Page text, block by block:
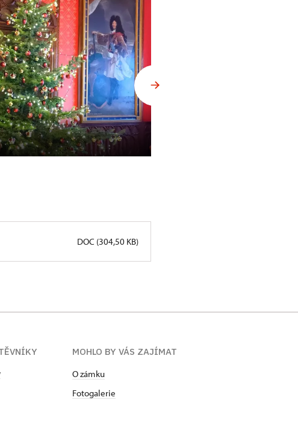
DOC (304,50 KB)
MOHLO BY VÁS ZAJÍMAT
O zámku
Fotogalerie